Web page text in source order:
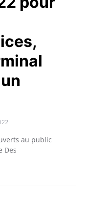
au public
Des